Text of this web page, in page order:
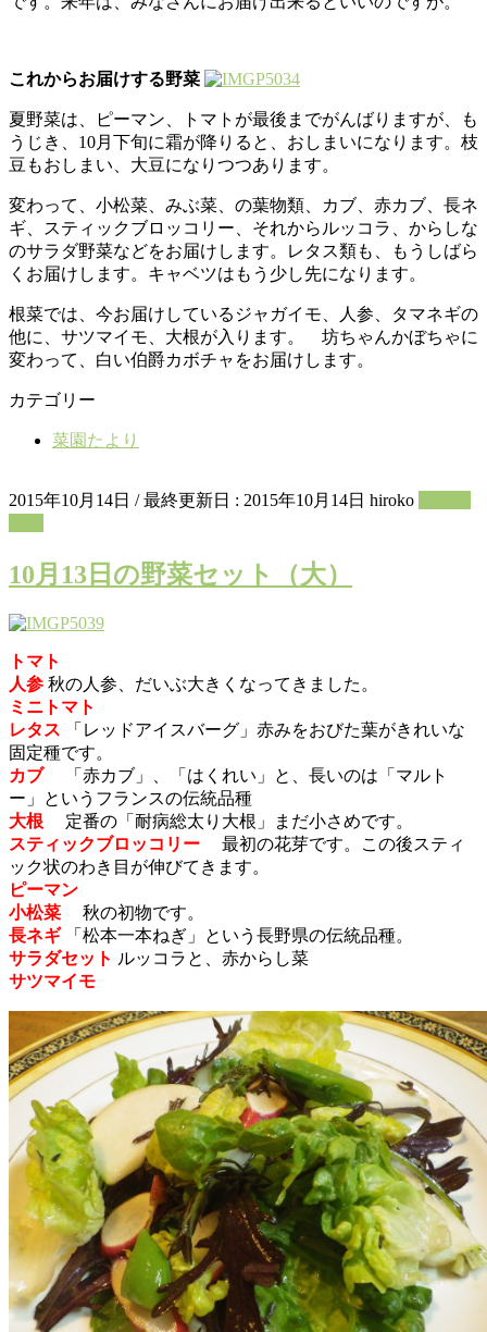
これからお届けする野菜
夏野菜は、ピーマン、トマトが最後までがんばりますが、も
うじき、10月下旬に霜が降りると、おしまいになります。枝
豆もおしまい、大豆になりつつあります。
変わって、小松菜、みぶ菜、の葉物類、カブ、赤カブ、長ネ
ギ、スティックブロッコリー、それからルッコラ、からしな
のサラダ野菜などをお届けします。レタス類も、もうしばら
くお届けします。キャベツはもう少し先になります。
根菜では、今お届けしているジャガイモ、人参、タマネギの
他に、サツマイモ、大根が入ります。 坊ちゃんかぼちゃに
変わって、白い伯爵カボチャをお届けします。
カテゴリー
菜園たより
2015年10月14日 / 最終更新日 : 2015年10月14日 hiroko
10月13日の野菜セット（大）
トマト
人参 秋の人参、だいぶ大きくなってきました。
ミニトマト
レタス 「レッドアイスバーグ」赤みをおびた葉がきれいな
固定種です。
カブ
「赤カブ」、「はくれい」と、長いのは「マルト
ー」というフランスの伝統品種
大根 定番の「耐病総太り大根」まだ小さめです。
スティックブロッコリー
最初の花芽です。この後スティ
ック状のわき目が伸びてきます。
ピーマン
小松菜
秋の初物です。
長ネギ「松本一本ねぎ」という長野県の伝統品種。
サラダセット ルッコラと、赤からし菜
サツマイモ